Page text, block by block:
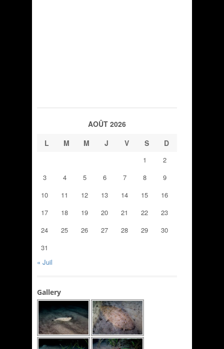
AOÛT 2026
L
M M J V S D
1
2
3
4 5 6 7 8
9
10
11 12 13 14 15
16
17
18 19 20 21 22
23
24
25 26 27 28 29
30
31
« Juil
Gallery